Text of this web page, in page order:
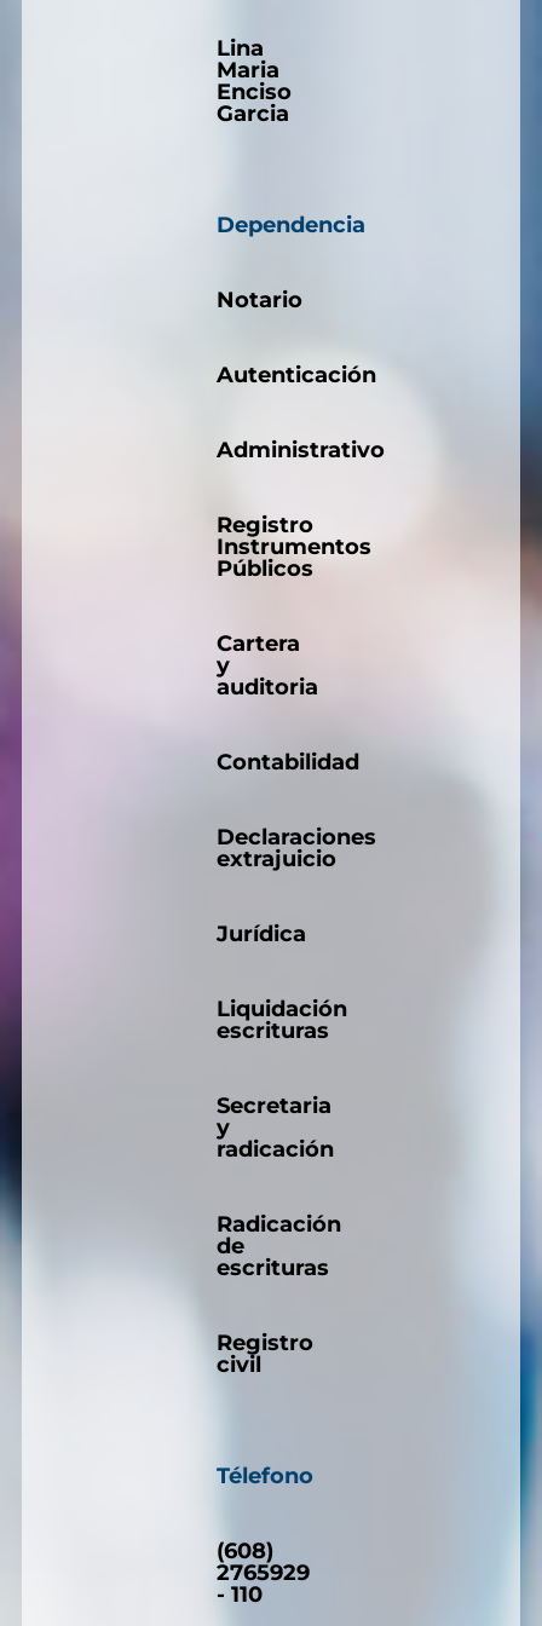
Lina
Maria
Enciso
Garcia
Dependencia
Notario
Autenticación
Administrativo
Registro
Instrumentos
Públicos
Cartera
y
auditoria
Contabilidad
Declaraciones
extrajuicio
Jurídica
Liquidación
escrituras
Secretaria
y
radicación
Radicación
de
escrituras
Registro
civil
Télefono
(608)
2765929
- 110